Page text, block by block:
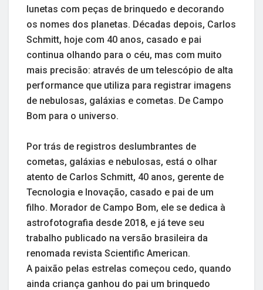
lunetas com peças de brinquedo e decorando
os nomes dos planetas. Décadas depois, Carlos
Schmitt, hoje com 40 anos, casado e pai
continua olhando para o céu, mas com muito
mais precisão: através de um telescópio de alta
performance que utiliza para registrar imagens
de nebulosas, galáxias e cometas. De Campo
Bom para o universo.
Por trás de registros deslumbrantes de
cometas, galáxias e nebulosas, está o olhar
atento de Carlos Schmitt, 40 anos, gerente de
Tecnologia e Inovação, casado e pai de um
filho. Morador de Campo Bom, ele se dedica à
astrofotografia desde 2018, e já teve seu
trabalho publicado na versão brasileira da
renomada revista Scientific American.
A paixão pelas estrelas começou cedo, quando
ainda criança ganhou do pai um brinquedo